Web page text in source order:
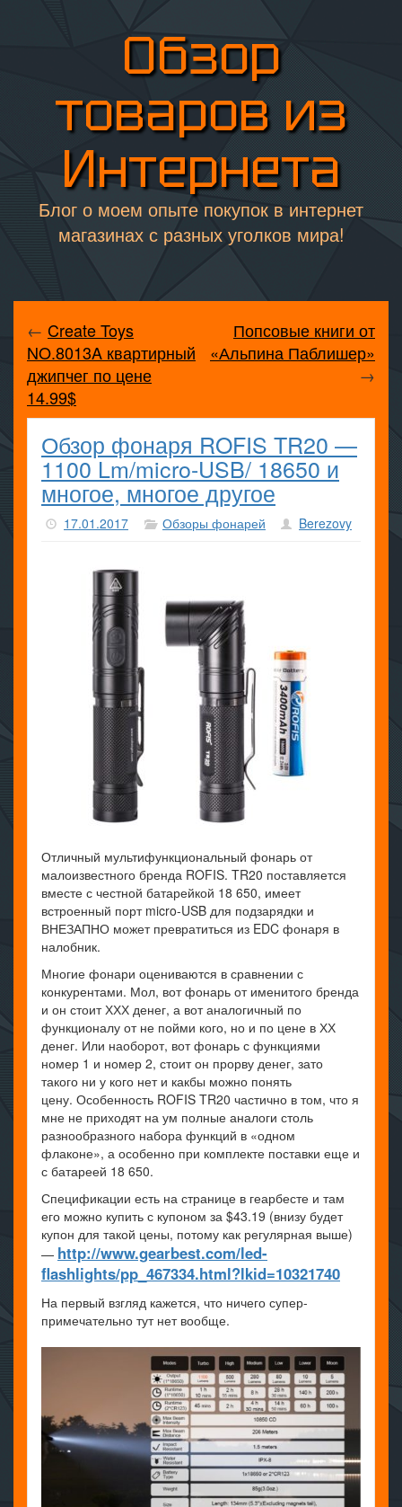
Обзор
товаров из
Интернета
Блог о моем опыте покупок в интернет
магазинах с разных уголков мира!
← Create Toys
NO.8013A квартирный
джипчег по цене
14.99$
Попсовые книги от
«Альпина Паблишер»
→
Обзор фонаря ROFIS TR20 —
1100 Lm/micro-USB/ 18650 и
многое, многое другое
17.01.2017 Обзоры фонарей Berezovy
Отличный мультифункциональный фонарь от
малоизвестного бренда ROFIS. TR20 поставляется
вместе с честной батарейкой 18 650, имеет
встроенный порт micro-USB для подзарядки и
ВНЕЗАПНО может превратиться из EDC фонаря в
налобник.
Многие фонари оцениваются в сравнении с
конкурентами. Мол, вот фонарь от именитого бренда
и он стоит ХХХ денег, а вот аналогичный по
функционалу от не пойми кого, но и по цене в ХХ
денег. Или наоборот, вот фонарь с функциями
номер 1 и номер 2, стоит он прорву денег, зато
такого ни у кого нет и какбы можно понять
цену. Особенность ROFIS TR20 частично в том, что я
мне не приходят на ум полные аналоги столь
разнообразного набора функций в «одном
флаконе», а особенно при комплекте поставки еще и
с батареей 18 650.
Спецификации есть на странице в геарбесте и там
его можно купить с купоном за $43.19 (внизу будет
купон для такой цены, потому как регулярная выше)
— http://www.gearbest.com/led-
flashlights/pp_467334.html?lkid=10321740
На первый взгляд кажется, что ничего супер-
примечательно тут нет вообще.